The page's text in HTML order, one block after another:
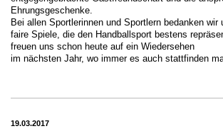
Ehrungsgeschenke.
Bei allen Sportlerinnen und Sportlern bedanken wir
faire Spiele, die den Handballsport bestens
freuen uns schon heute auf ein Wiedersehen
im nächsten Jahr, wo immer es auch stattfinden
19.03.2017